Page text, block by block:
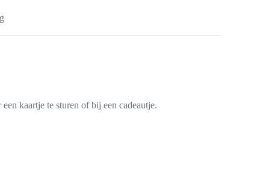
kaartje te sturen of bij een cadeautje.